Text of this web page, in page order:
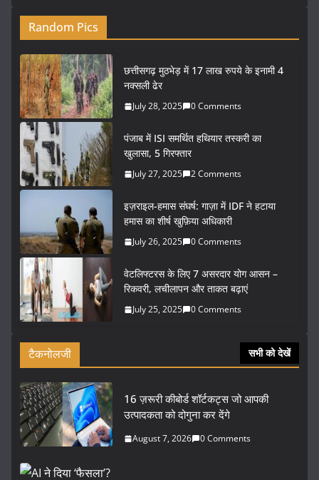
Random Pics
छत्तीसगढ़ मुठभेड़ में 17 लाख रुपये के इनामी 4
नक्सली ढेर
July 28, 2025 0 Comments
पंजाब में ISI समर्थित हथियार तस्करी का
खुलासा, 5 गिरफ्तार
July 27, 2025 2 Comments
इज़राइल-हमास संघर्ष: गाज़ा में IDF ने हटाया
हमास का शीर्ष खुफ़िया अधिकारी
July 26, 2025 0 Comments
वेटलिफ्टरस के लिए 7 असरदार योग आसन –
रिकवरी, लचीलापन और ताकत बढ़ाएं
July 25, 2025 0 Comments
टैकनोलजी सभी को देखें
16 ज़रूरी कीबोर्ड शॉर्टकट्स जो आपकी
उत्पादकता को दोगुना कर देंगे
August 7, 2026 0 Comments